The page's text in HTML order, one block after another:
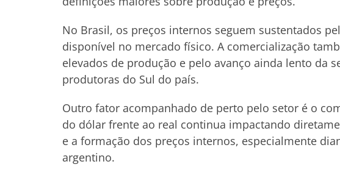
No Brasil, os preços internos seguem sustentados
disponível no mercado físico. A comercialização
elevados de produção e pelo avanço ainda lento da
produtoras do Sul do país.
Outro fator acompanhado de perto pelo setor é o
do dólar frente ao real continua impactando
e a formação dos preços internos, especialmente
argentino.